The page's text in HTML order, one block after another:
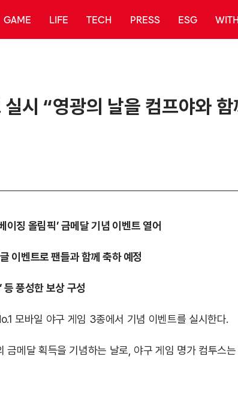
GAME LIFE TECH PRESS ESG WITH
실시 “영광의 날을 컴프야와
징 올림픽’ 금메달 기념 이벤트 열어
이벤트로 팬들과 함께 축하 예정
등 풍성한 보상 구성
모바일 야구 게임 3종에서 기념 이벤트를 실시한다.
메달 획득을 기념하는 날로, 야구 게임 명가 컴투스